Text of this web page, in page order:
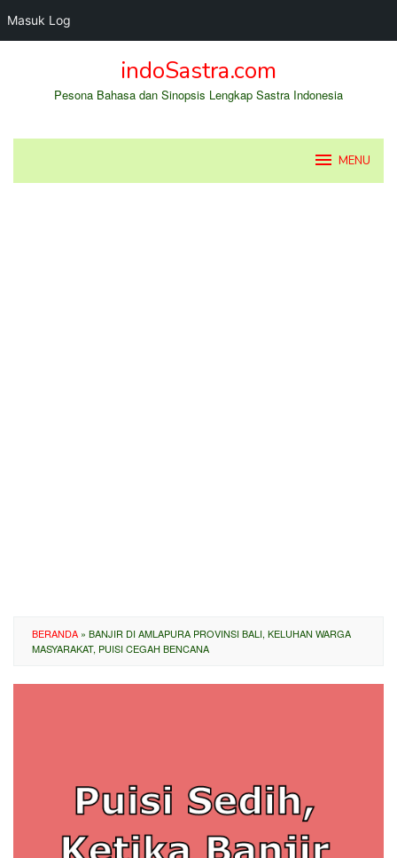
Masuk Log
indoSastra.com
Pesona Bahasa dan Sinopsis Lengkap Sastra Indonesia
MENU
BERANDA » BANJIR DI AMLAPURA PROVINSI BALI, KELUHAN WARGA
MASYARAKAT, PUISI CEGAH BENCANA